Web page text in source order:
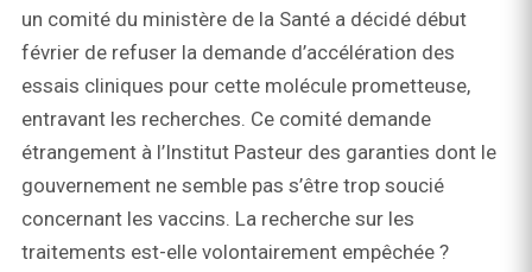
un comité du ministère de la Santé a décidé début
février de refuser la demande d’accélération des
essais cliniques pour cette molécule prometteuse,
entravant les recherches. Ce comité demande
étrangement à l’Institut Pasteur des garanties dont le
gouvernement ne semble pas s’être trop soucié
concernant les vaccins. La recherche sur les
traitements est-elle volontairement empêchée ?